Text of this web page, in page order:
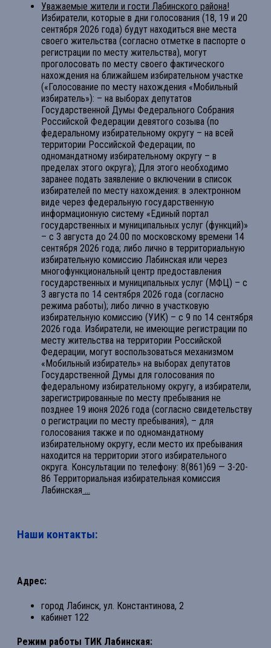
Уважаемые жители и гости Лабинского района!
Избиратели, которые в дни голосования (18, 19 и 20
сентября 2026 года) будут находиться вне места
своего жительства (согласно отметке в паспорте о
регистрации по месту жительства), могут
проголосовать по месту своего фактического
нахождения на ближайшем избирательном участке
(«Голосование по месту нахождения «Мобильный
избиратель»): – на выборах депутатов
Государственной Думы Федерального Собрания
Российской Федерации девятого созыва (по
федеральному избирательному округу – на всей
территории Российской Федерации, по
одномандатному избирательному округу – в
пределах этого округа); Для этого необходимо
заранее подать заявление о включении в список
избирателей по месту нахождения: в электронном
виде через федеральную государственную
информационную систему «Единый портал
государственных и муниципальных услуг (функций)»
– с 3 августа до 24.00 по московскому времени 14
сентября 2026 года; либо лично в территориальную
избирательную комиссию Лабинская или через
многофункциональный центр предоставления
государственных и муниципальных услуг (МФЦ) – с
3 августа по 14 сентября 2026 года (согласно
режима работы); либо лично в участковую
избирательную комиссию (УИК) – с 9 по 14 сентября
2026 года. Избиратели, не имеющие регистрации по
месту жительства на территории Российской
Федерации, могут воспользоваться механизмом
«Мобильный избиратель» на выборах депутатов
Государственной Думы для голосования по
федеральному избирательному округу, а избиратели,
зарегистрированные по месту пребывания не
позднее 19 июня 2026 года (согласно свидетельству
о регистрации по месту пребывания), – для
голосования также и по одномандатному
избирательному округу, если место их пребывания
находится на территории этого избирательного
округа. Консультации по телефону: 8(861)69 — 3-20-
86 Территориальная избирательная комиссия
Лабинская ...
Наши контакты:
Адрес:
город Лабинск, ул. Константинова, 2
кабинет 122
Режим работы ТИК Лабинская: